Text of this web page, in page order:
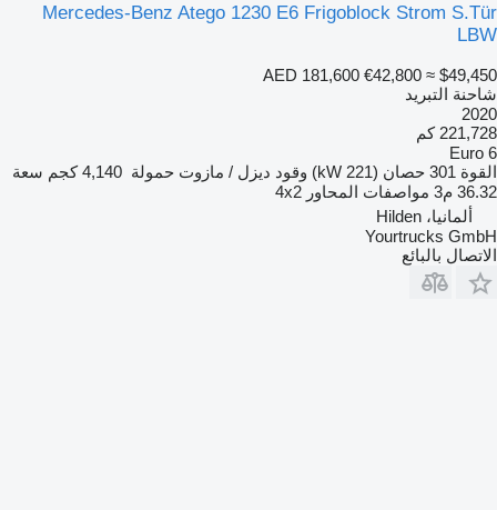
Mercedes-Benz Atego 1230 E6 Frigoblock Strom S.Tür
LBW
AED 181,600 €42,800 ≈ $49,450
شاحنة التبريد
2020
221,728 كم
Euro 6
القوة 301 حصان (221 kW) وقود ديزل / مازوت حمولة 4,140 كجم
سعة
36.32 م3
مواصفات المحاور 4x2
ألمانيا، Hilden
Yourtrucks GmbH
الاتصال بالبائع